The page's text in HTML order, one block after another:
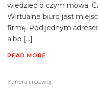
wiedzieć o czym mowa.
Wirtualne biuro jest
firmę. Pod jednym
albo […]
READ MORE
Kariera i rozwój